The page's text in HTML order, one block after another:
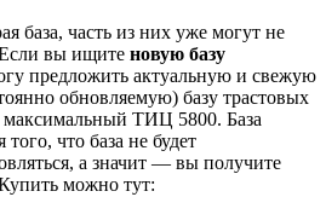
база, часть из них уже могут не
Если вы ищите новую базу
предложить актуальную и свежую
обновляемую) базу трастовых
максимальный ТИЦ 5800. База
что база не будет
а значит — вы получите
можно тут: